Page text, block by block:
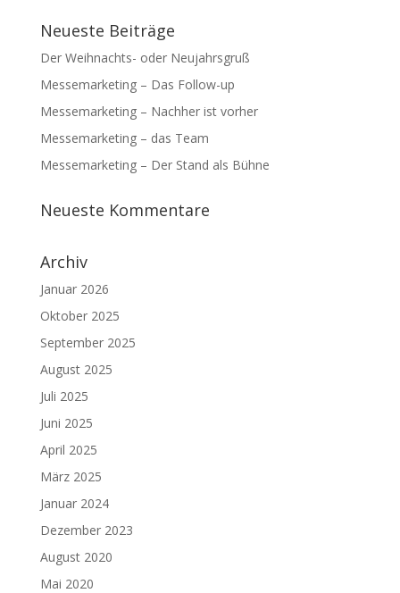
Neueste Beiträge
Der Weihnachts- oder Neujahrsgruß
Messemarketing – Das Follow-up
Messemarketing – Nachher ist vorher
Messemarketing – das Team
Messemarketing – Der Stand als Bühne
Neueste Kommentare
Archiv
Januar 2026
Oktober 2025
September 2025
August 2025
Juli 2025
Juni 2025
April 2025
März 2025
Januar 2024
Dezember 2023
August 2020
Mai 2020